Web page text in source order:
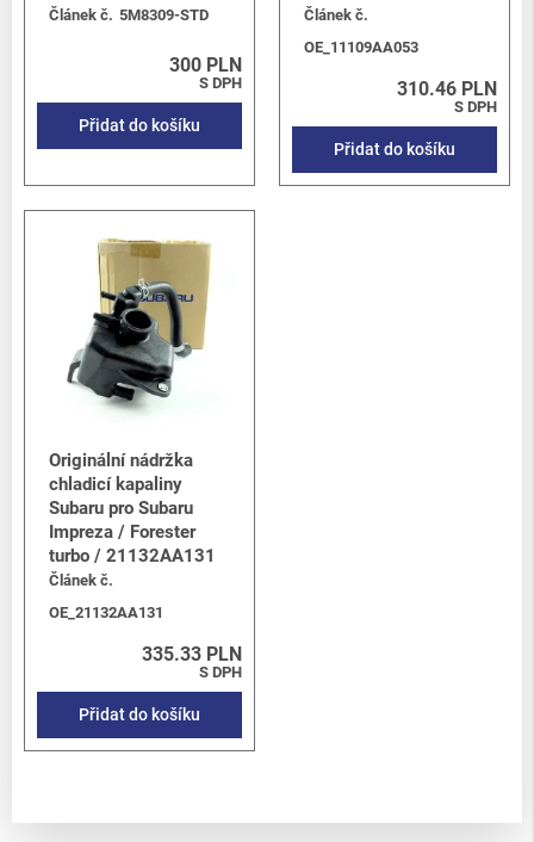
Baja 2002-2006
2.5 SOHC EJ251/253
Legacy/Outback-Baja 2002-2006
Crosstrek-Crosstrek / XV G33 (GP) 2012-2017/1.6i FB16
Crosstrek-Crosstrek / XV G33 (GP) 2012-2017/2.0i FB20
Crosstrek / XV G33 (GP) 2012-2017/2.0 Diesel
BRZ I (Z10) 2012-2021
Článek č. 5M8309-STD
300 PLN
S DPH
Přidat do košíku
Článek č.
OE_11109AA053
310.46 PLN
S DPH
Přidat do košíku
Originální nádržka
chladicí kapaliny
Subaru pro Subaru
Impreza / Forester
turbo / 21132AA131
Článek č.
OE_21132AA131
335.33 PLN
S DPH
Přidat do košíku